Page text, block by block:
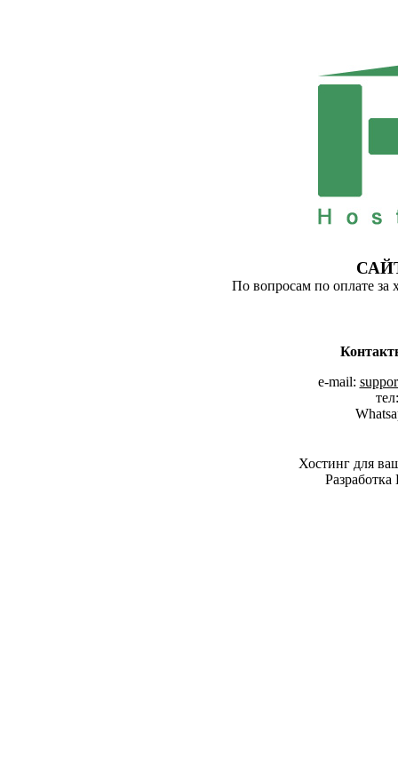
По вопросам по оплате за
e-mail:
Хостинг для